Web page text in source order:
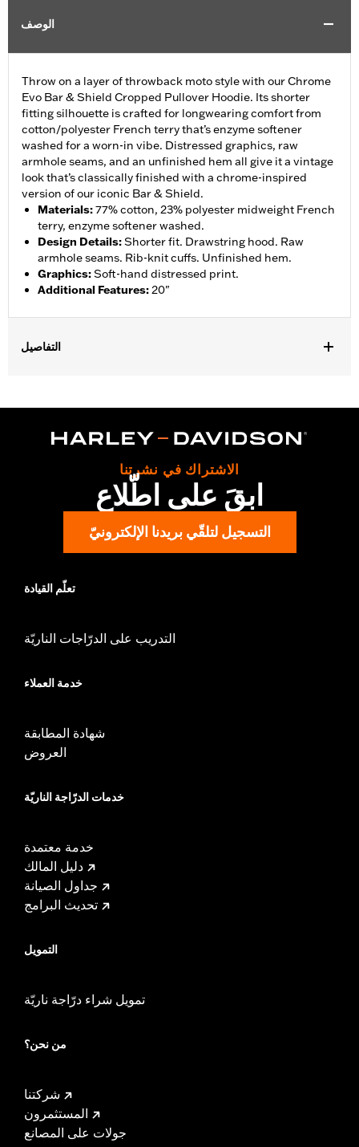
الوصف
Throw on a layer of throwback moto style with our Chrome
Evo Bar & Shield Cropped Pullover Hoodie. Its shorter
fitting silhouette is crafted for longwearing comfort from
cotton/polyester French terry that’s enzyme softener
washed for a worn-in vibe. Distressed graphics, raw
armhole seams, and an unfinished hem all give it a vintage
look that’s classically finished with a chrome-inspired
version of our iconic Bar & Shield.
Materials:77% cotton, 23% polyester midweight French
terry, enzyme softener washed.
Design Details:Shorter fit. Drawstring hood. Raw
armhole seams. Rib-knit cuffs. Unfinished hem.
Graphics:Soft-hand distressed print.
Additional Features:20"
التفاصيل
Functional Features:Hooded
d.com/warrantyfor full details
الاشتراك في نشرتنا
ابقَ على اطّلاع
التسجيل لتلقّي بريدنا الإلكترونيّ
تعلّم القيادة
التدريب على الدرّاجات الناريّة
خدمة العملاء
شهادة المطابقة
العروض
خدمات الدرّاجة الناريّة
خدمة معتمدة
دليل المالك
جداول الصيانة
تحديث البرامج
التمويل
تمويل شراء درّاجة ناريّة
من نحن؟
شركتنا
المستثمرون
جولات على المصانع